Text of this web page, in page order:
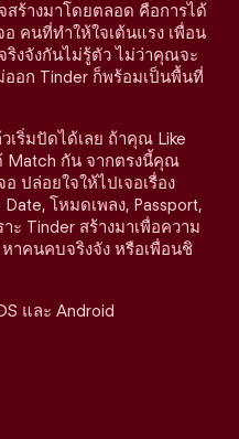
สร้างมาโดยตลอด คือการได้
คนที่ทำให้ใจเต้นแรง เพื่อน
งจังกันไม่รู้ตัว ไม่ว่าคุณจะ
ออก Tinder ก็พร้อมเป็นพื้นที่
เริ่มปัดได้เลย ถ้าคุณ Like
Match กัน จากตรงนี้คุณ
ปล่อยใจให้ไปเจอเรื่อง
โหมดเพลง, Passport,
ะ Tinder สร้างมาเพื่อความ
าคนคบจริงจัง หรือเพื่อนชิ
และ Android